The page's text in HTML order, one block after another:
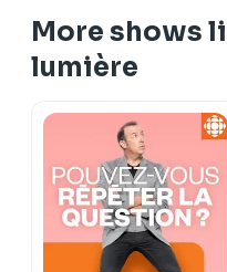
More shows
lumière